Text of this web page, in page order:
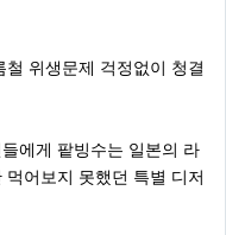
위생문제 걱정없이 청결
에게 팥빙수는 일본의 라
어보지 못했던 특별 디저